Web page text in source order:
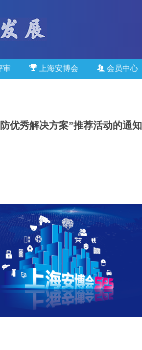
审 上海安博会 会员中心
优秀解决方案”推荐活动的通知